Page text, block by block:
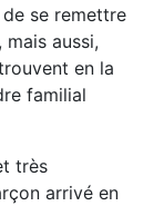
se remettre
aussi,
en la
familial
très
arrivé en